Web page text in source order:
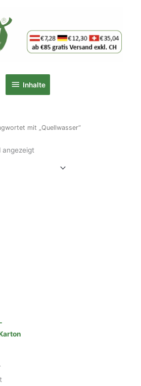
Inhalte
Inhalte
mit „Quellwasser“
angezeigt